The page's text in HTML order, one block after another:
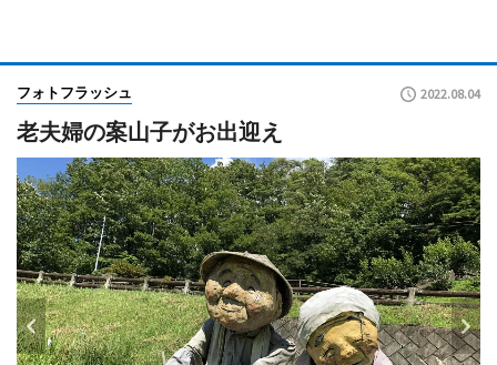
フォトフラッシュ 2022.08.04
老夫婦の案山子がお出迎え